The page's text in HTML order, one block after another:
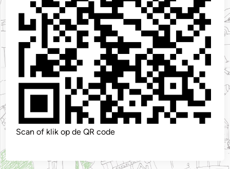
Scan of klik op de QR code